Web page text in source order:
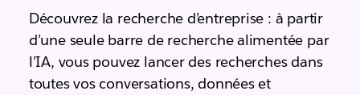
Découvrez la recherche d’entreprise : à partir
d’une seule barre de recherche alimentée par
l’IA, vous pouvez lancer des recherches dans
toutes vos conversations, données et